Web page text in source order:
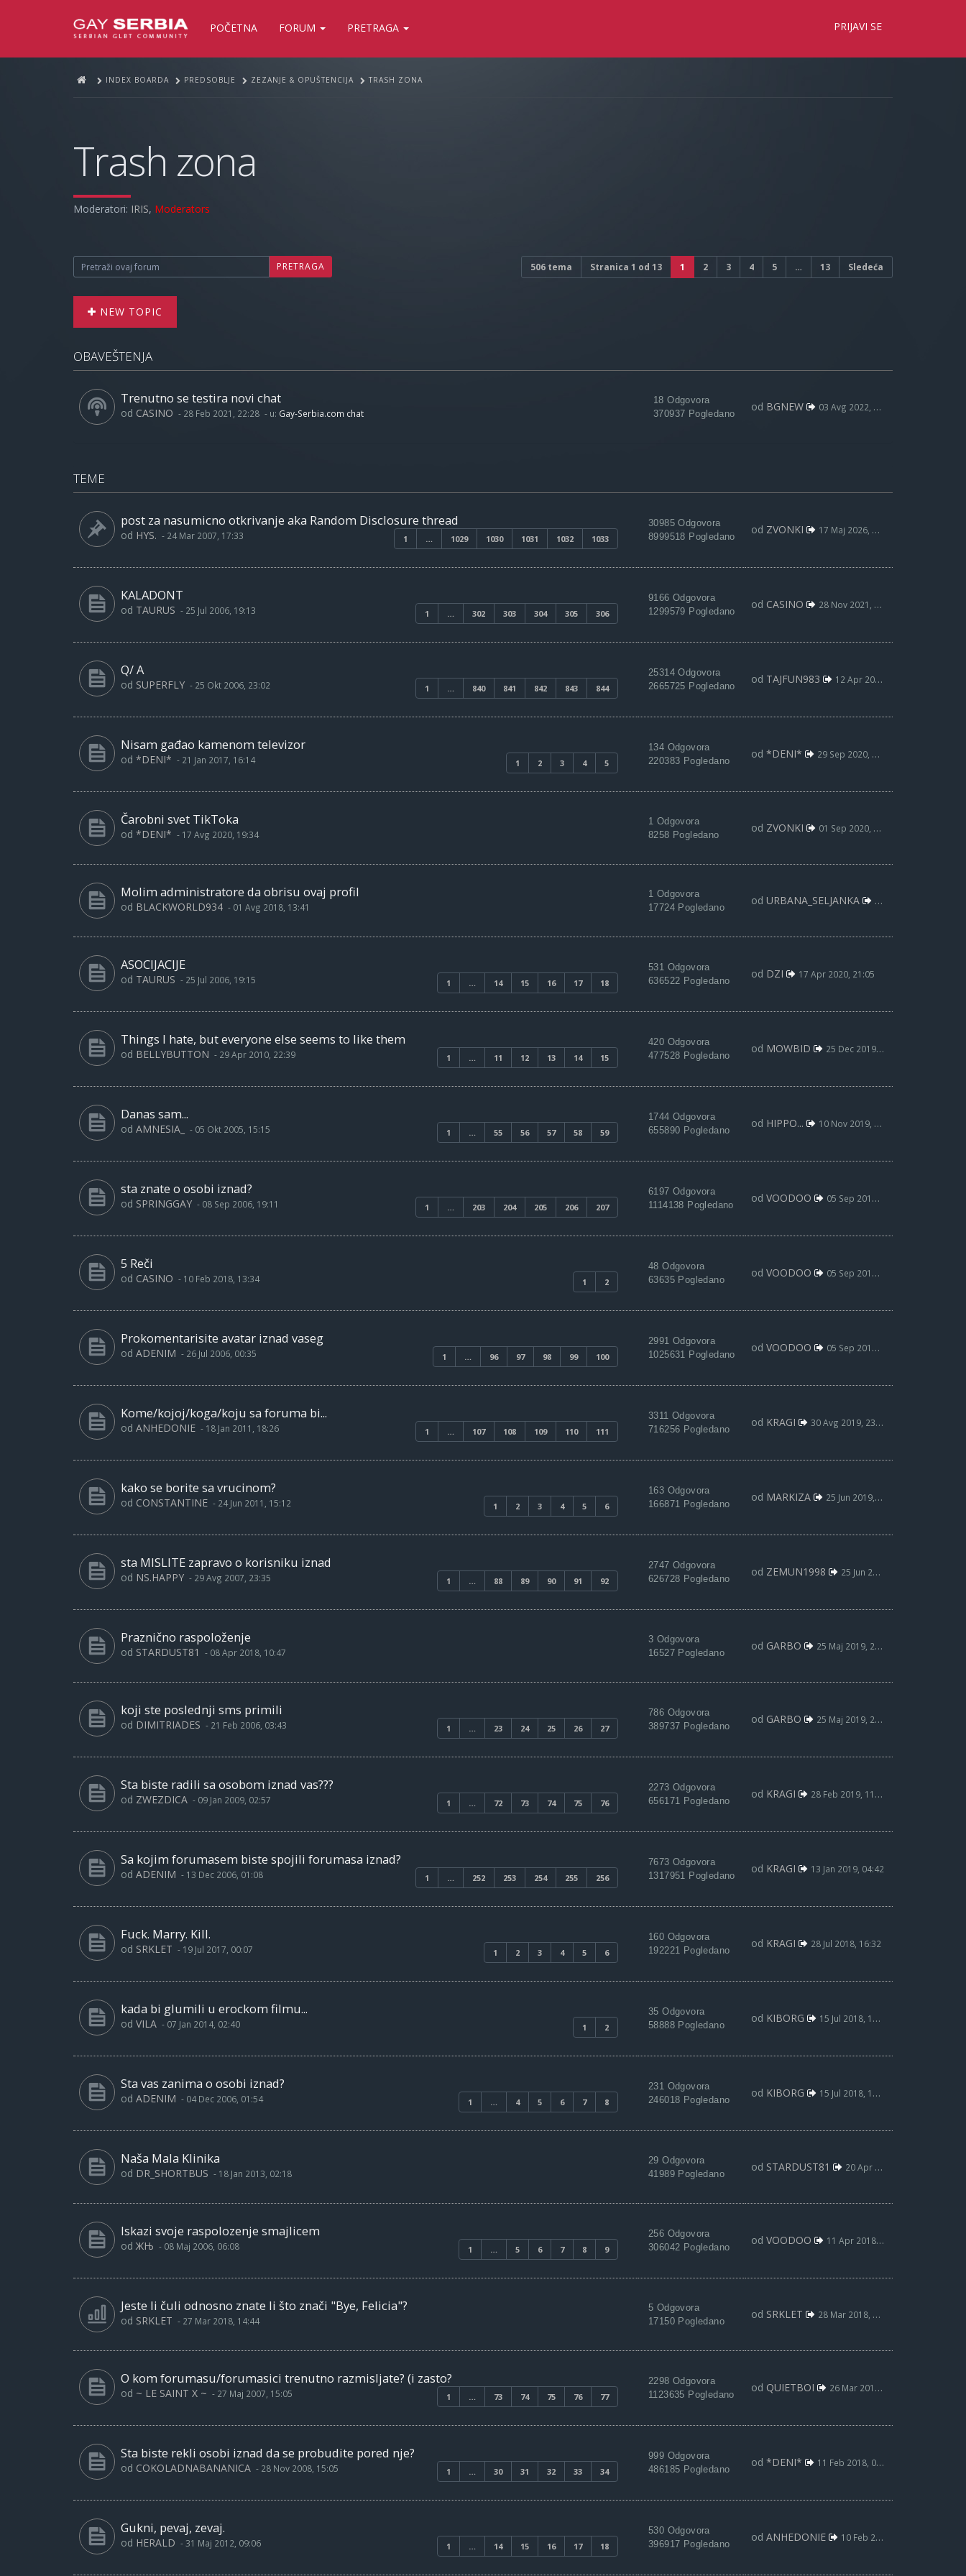
POČETNA FORUM PRETRAGA PRIJAVI SE
INDEX BOARDA PREDSOBLJE ZEZANJE & OPUŠTENCIJA TRASH ZONA
Trash zona
Moderatori: IRIS, Moderators
PRETRAGA 506 tema Stranica 1 od 13 1 2 3 4 5 … 13 Sledeća
NEW TOPIC
OBAVEŠTENJA
Trenutno se testira novi chat
od CASINO - 28 Feb 2021, 22:28 - u: Gay-Serbia.com chat
18 Odgovora
370937 Pogledano
od BGNEW 03 Avg 2022, 09:59
TEME
post za nasumicno otkrivanje aka Random Disclosure thread
1 … 1029 1030 1031 1032 1033
od HYS. - 24 Mar 2007, 17:33
30985 Odgovora
8999518 Pogledano
od ZVONKI 17 Maj 2026, 15:31
KALADONT
1 … 302 303 304 305 306
od TAURUS - 25 Jul 2006, 19:13
9166 Odgovora
1299579 Pogledano
od CASINO 28 Nov 2021, 19:54
Q/ A
1 … 840 841 842 843 844
od SUPERFLY - 25 Okt 2006, 23:02
25314 Odgovora
2665725 Pogledano
od TAJFUN983 12 Apr 2021, 19:19
Nisam gađao kamenom televizor
1 2 3 4 5
od *DENI* - 21 Jan 2017, 16:14
134 Odgovora
220383 Pogledano
od *DENI* 29 Sep 2020, 09:31
Čarobni svet TikToka
od *DENI* - 17 Avg 2020, 19:34
1 Odgovora
8258 Pogledano
od ZVONKI 01 Sep 2020, 09:00
Molim administratore da obrisu ovaj profil
od BLACKWORLD934 - 01 Avg 2018, 13:41
1 Odgovora
17724 Pogledano
od URBANA_SELJANKA 02 Maj 2020, 21:25
ASOCIJACIJE
1 … 14 15 16 17 18
od TAURUS - 25 Jul 2006, 19:15
531 Odgovora
636522 Pogledano
od DZI 17 Apr 2020, 21:05
Things I hate, but everyone else seems to like them
1 … 11 12 13 14 15
od BELLYBUTTON - 29 Apr 2010, 22:39
420 Odgovora
477528 Pogledano
od MOWBID 25 Dec 2019, 12:01
Danas sam...
1 … 55 56 57 58 59
od AMNESIA_ - 05 Okt 2005, 15:15
1744 Odgovora
655890 Pogledano
od HIPPO... 10 Nov 2019, 01:30
sta znate o osobi iznad?
1 … 203 204 205 206 207
od SPRINGGAY - 08 Sep 2006, 19:11
6197 Odgovora
1114138 Pogledano
od VOODOO 05 Sep 2019, 01:57
5 Reči
1 2
od CASINO - 10 Feb 2018, 13:34
48 Odgovora
63635 Pogledano
od VOODOO 05 Sep 2019, 01:45
Prokomentarisite avatar iznad vaseg
1 … 96 97 98 99 100
od ADENIM - 26 Jul 2006, 00:35
2991 Odgovora
1025631 Pogledano
od VOODOO 05 Sep 2019, 00:31
Kome/kojoj/koga/koju sa foruma bi...
1 … 107 108 109 110 111
od ANHEDONIE - 18 Jan 2011, 18:26
3311 Odgovora
716256 Pogledano
od KRAGI 30 Avg 2019, 23:06
kako se borite sa vrucinom?
1 2 3 4 5 6
od CONSTANTINE - 24 Jun 2011, 15:12
163 Odgovora
166871 Pogledano
od MARKIZA 25 Jun 2019, 12:16
sta MISLITE zapravo o korisniku iznad
1 … 88 89 90 91 92
od NS.HAPPY - 29 Avg 2007, 23:35
2747 Odgovora
626728 Pogledano
od ZEMUN1998 25 Jun 2019, 01:21
Praznično raspoloženje
od STARDUST81 - 08 Apr 2018, 10:47
3 Odgovora
16527 Pogledano
od GARBO 25 Maj 2019, 22:05
koji ste poslednji sms primili
1 … 23 24 25 26 27
od DIMITRIADES - 21 Feb 2006, 03:43
786 Odgovora
389737 Pogledano
od GARBO 25 Maj 2019, 22:01
Sta biste radili sa osobom iznad vas???
1 … 72 73 74 75 76
od ZWEZDICA - 09 Jan 2009, 02:57
2273 Odgovora
656171 Pogledano
od KRAGI 28 Feb 2019, 11:13
Sa kojim forumasem biste spojili forumasa iznad?
1 … 252 253 254 255 256
od ADENIM - 13 Dec 2006, 01:08
7673 Odgovora
1317951 Pogledano
od KRAGI 13 Jan 2019, 04:42
Fuck. Marry. Kill.
1 2 3 4 5 6
od SRKLET - 19 Jul 2017, 00:07
160 Odgovora
192221 Pogledano
od KRAGI 28 Jul 2018, 16:32
kada bi glumili u erockom filmu...
1 2
od VILA - 07 Jan 2014, 02:40
35 Odgovora
58888 Pogledano
od KIBORG 15 Jul 2018, 13:35
Sta vas zanima o osobi iznad?
1 … 4 5 6 7 8
od ADENIM - 04 Dec 2006, 01:54
231 Odgovora
246018 Pogledano
od KIBORG 15 Jul 2018, 13:34
Naša Mala Klinika
od DR_SHORTBUS - 18 Jan 2013, 02:18
29 Odgovora
41989 Pogledano
od STARDUST81 20 Apr 2018, 13:23
Iskazi svoje raspolozenje smajlicem
1 … 5 6 7 8 9
od ЖЊ - 08 Maj 2006, 06:08
256 Odgovora
306042 Pogledano
od VOODOO 11 Apr 2018, 08:17
Jeste li čuli odnosno znate li što znači "Bye, Felicia"?
od SRKLET - 27 Mar 2018, 14:44
5 Odgovora
17150 Pogledano
od SRKLET 28 Mar 2018, 13:36
O kom forumasu/forumasici trenutno razmisljate? (i zasto?
1 … 73 74 75 76 77
od ~ LE SAINT X ~ - 27 Maj 2007, 15:05
2298 Odgovora
1123635 Pogledano
od QUIETBOI 26 Mar 2018, 00:25
Sta biste rekli osobi iznad da se probudite pored nje?
1 … 30 31 32 33 34
od COKOLADNABANANICA - 28 Nov 2008, 15:05
999 Odgovora
486185 Pogledano
od *DENI* 11 Feb 2018, 03:36
Gukni, pevaj, zevaj.
1 … 14 15 16 17 18
od HERALD - 31 Maj 2012, 09:06
530 Odgovora
396917 Pogledano
od ANHEDONIE 10 Feb 2018, 14:00